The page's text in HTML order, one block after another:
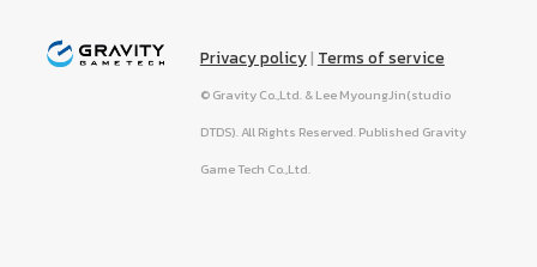
Privacy policy| Terms of service
© Gravity Co.,Ltd. & Lee MyoungJin(studio
DTDS). All Rights Reserved. Published Gravity
Game Tech Co.,Ltd.